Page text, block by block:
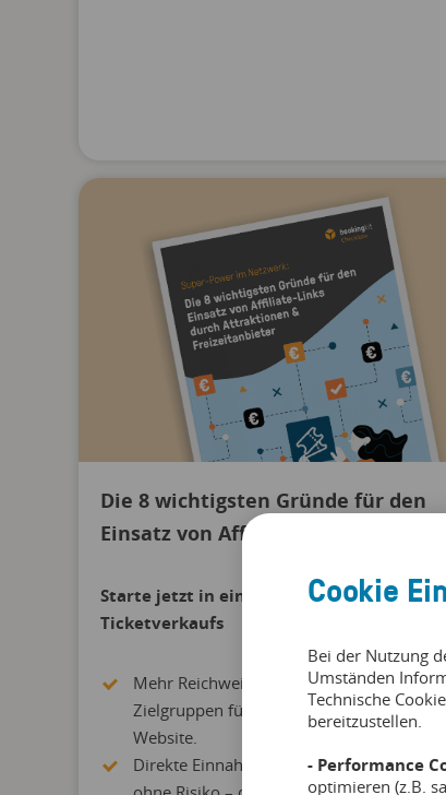
Die 8 wichtigsten Gründe für den
Einsatz von Affiliate-Links
Starte jetzt in eine neue Ära des
Ticketverkaufs
Mehr Reichweite, höherer Traffic und
Zielgruppen für das Angebot auf deiner
Website.
Direkte Einnahmen, ohne Investitionen
Cookie
Bei der Nutzung
Umständen
Technische
bereitzustellen.
- Performance
optimieren (z.B.